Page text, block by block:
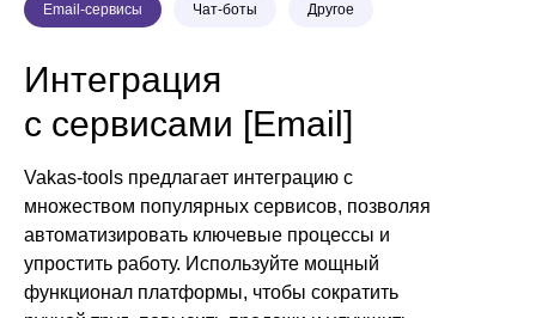
Email-сервисы Чат-боты Другое
Интеграция
с сервисами [Email]
Vakas-tools предлагает интеграцию с
множеством популярных сервисов, позволяя
автоматизировать ключевые процессы и
упростить работу. Используйте мощный
функционал платформы, чтобы сократить